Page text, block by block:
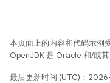
本页面上的内容和代码示例
OpenJDK 是 Oracle 和/或其
最后更新时间 (UTC)：